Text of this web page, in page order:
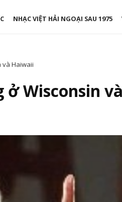
NHẠC VIỆT HẢI NGOẠI SAU 1975
và Haiwaii
ở Wisconsin